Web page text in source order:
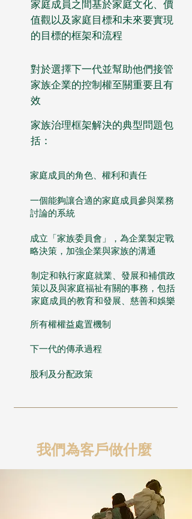
家庭成員之間基於家庭文化、價
值觀以及家庭目標和未來要實現
的目標的框架和流程
對於選擇下一代並幫助他們接管
家族企業的控制權至關重要且有
效
家族治理框架解決的典型問題包
括：
家庭成員的角色、權利和責任
一個能夠讓合適的家庭成員參與業務
討論的系統
成立「家族委員會」，為企業製定戰
略決策，加強企業與家族的溝通
制定和執行家庭就業、發展和補償政
策以及與家庭福祉有關的事務，包括
家庭成員的教育和發展、慈善和娛樂
所有權權益處置機制
下一代的傳承過程
股利及分配政策
我們為客戶做什麼